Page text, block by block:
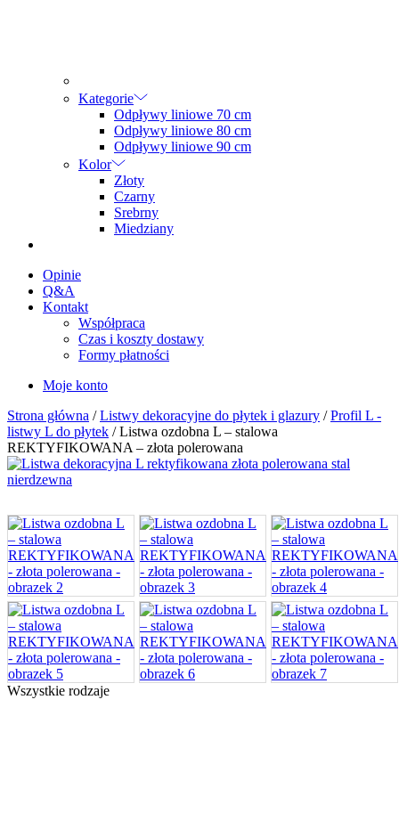
Kategorie
Odpływy liniowe 70 cm
Odpływy liniowe 80 cm
Odpływy liniowe 90 cm
Kolor
Złoty
Czarny
Srebrny
Miedziany
Opinie
Q&A
Kontakt
Współpraca
Czas i koszty dostawy
Formy płatności
Moje konto
Strona główna /Listwy dekoracyjne do płytek i glazury /Profil L -
listwy L do płytek / Listwa ozdobna L – stalowa
REKTYFIKOWANA – złota polerowana
Wszystkie rodzaje